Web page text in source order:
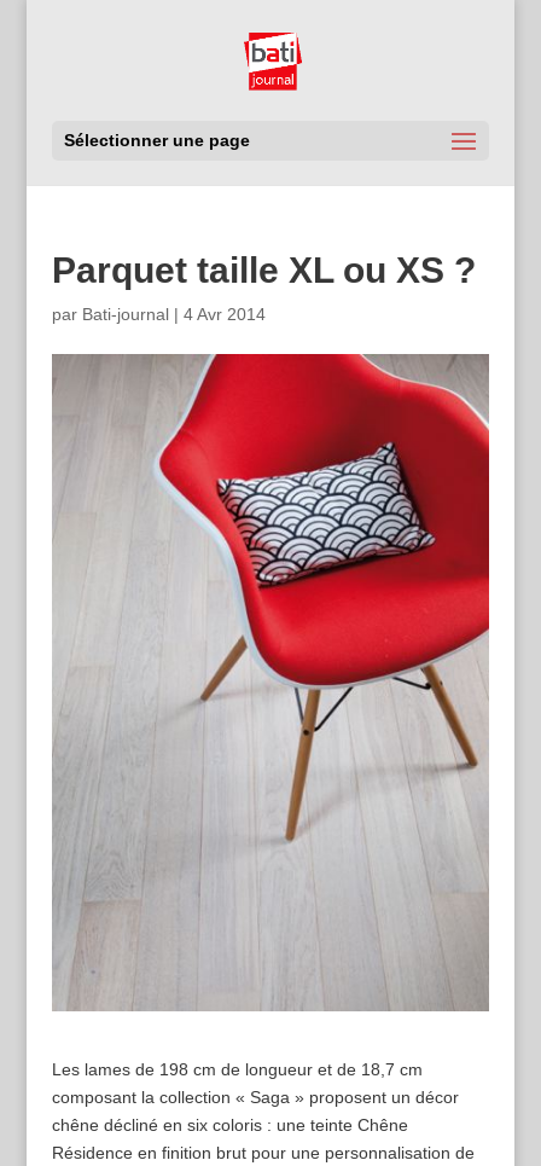
Sélectionner une page
Parquet taille XL ou XS ?
par Bati-journal| 4 Avr 2014
Les lames de 198 cm de longueur et de 18,7 cm
composant la collection « Saga » proposent un décor
chêne décliné en six coloris : une teinte Chêne
Résidence en finition brut pour une personnalisation de